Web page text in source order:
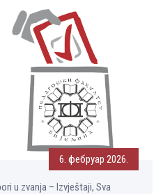
6. фебруар 2026.
u zvanja – Izvještaji, Sva